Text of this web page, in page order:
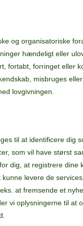
og organisatoriske
hændeligt eller
fortabt, forringet eller
misbruges
lovgivningen.
til at identificere dig
som vil have størst
dig, at registrere dine
kunne levere de
at fremsende et
vi oplysningerne til at